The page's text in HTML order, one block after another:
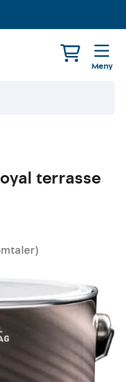
Meny
terrasse
)